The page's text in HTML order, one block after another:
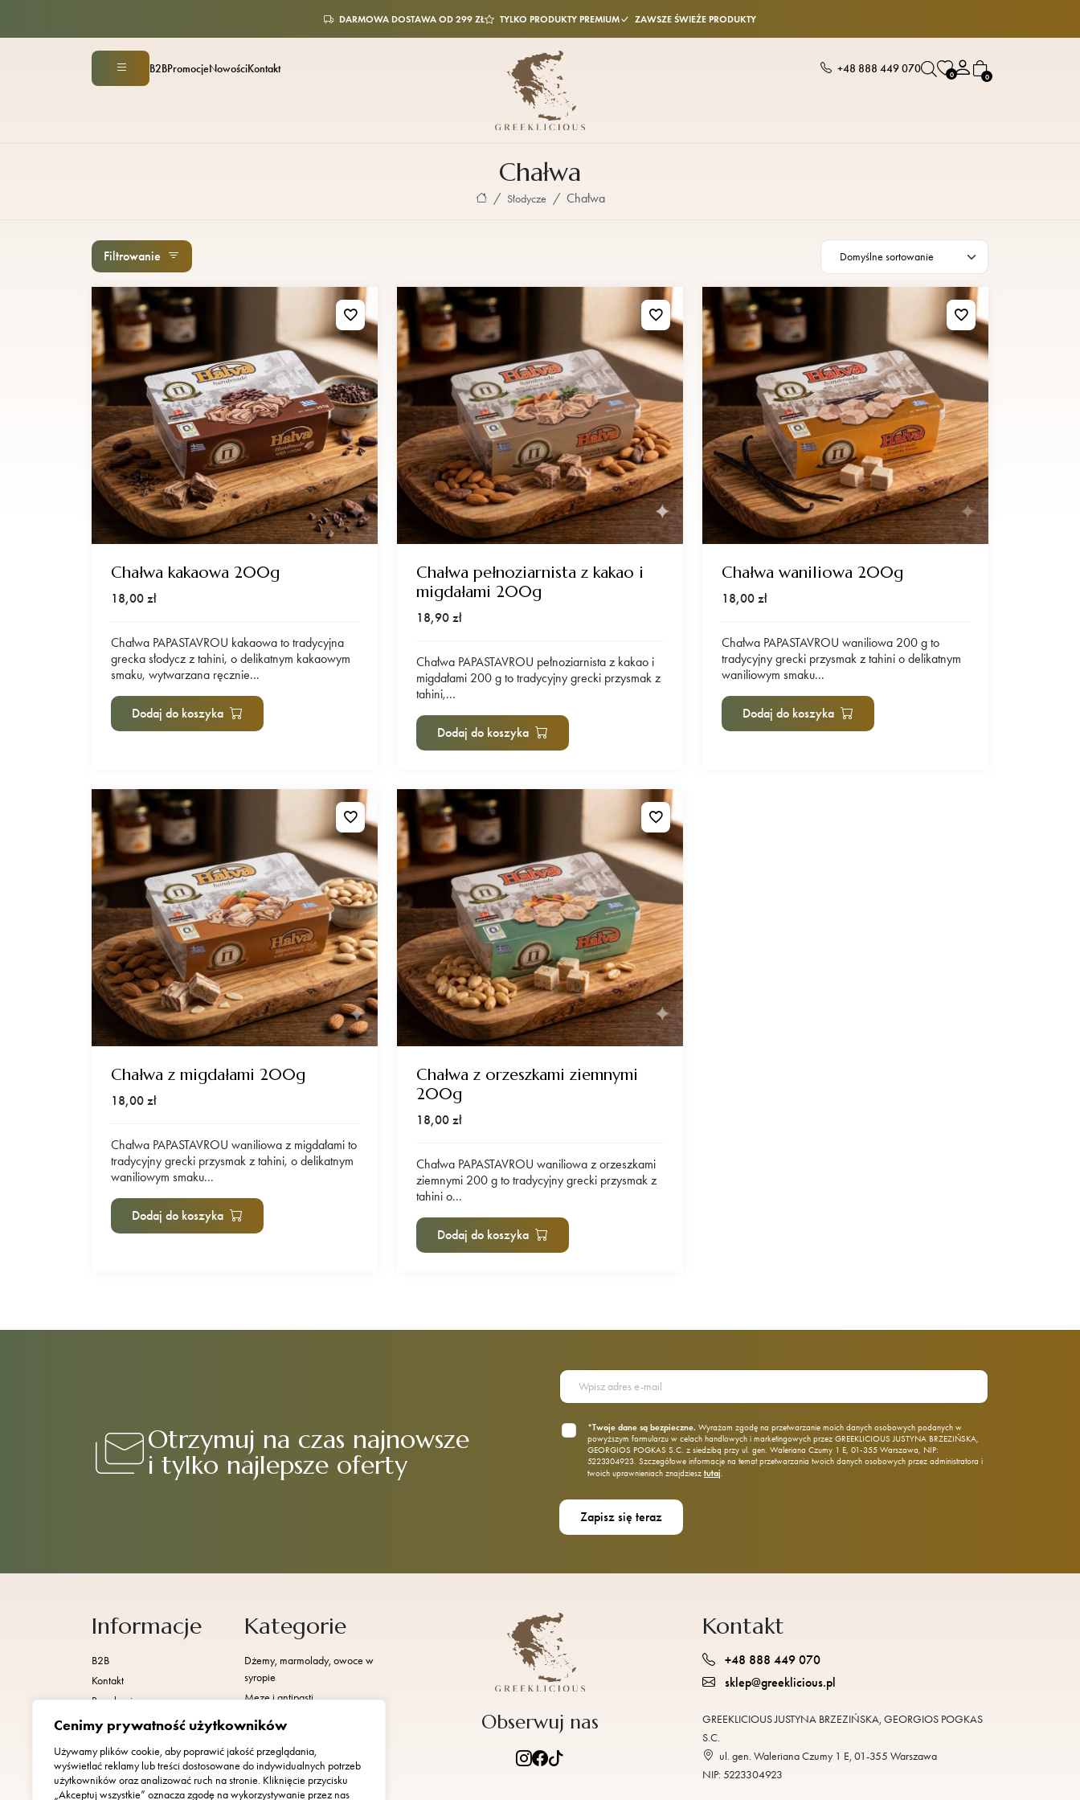
Cenimy prywatność użytkowników
Używamy plików cookie, aby poprawić jakość przeglądania,
wyświetlać reklamy lub treści dostosowane do indywidualnych potrzeb
użytkowników oraz analizować ruch na stronie. Kliknięcie przycisku
„Akceptuj wszystkie” oznacza zgodę na wykorzystywanie przez nas
DARMOWA DOSTAWA OD 299 ZŁ TYLKO PRODUKTY PREMIUM ZAWSZE ŚWIEŻE PRODUKTY
B2BPromocjeNowościKontakt +48 888 449 070 0 0
Chałwa
Słodycze Chałwa
Filtrowanie
Chałwa kakaowa 200g
18,00 zł
Chałwa PAPASTAVROU kakaowa to tradycyjna
grecka słodycz z tahini, o delikatnym kakaowym
smaku, wytwarzana ręcznie...
Dodaj do koszyka
Chałwa pełnoziarnista z kakao i
migdałami 200g
18,90 zł
Chałwa PAPASTAVROU pełnoziarnista z kakao i
migdałami 200 g to tradycyjny grecki przysmak z
tahini,...
Dodaj do koszyka
Chałwa waniliowa 200g
18,00 zł
Chałwa PAPASTAVROU waniliowa 200 g to
tradycyjny grecki przysmak z tahini o delikatnym
waniliowym smaku...
Dodaj do koszyka
Chałwa z migdałami 200g
18,00 zł
Chałwa PAPASTAVROU waniliowa z migdałami to
tradycyjny grecki przysmak z tahini, o delikatnym
waniliowym smaku...
Dodaj do koszyka
Chałwa z orzeszkami ziemnymi
200g
18,00 zł
Chałwa PAPASTAVROU waniliowa z orzeszkami
ziemnymi 200 g to tradycyjny grecki przysmak z
tahini o...
Dodaj do koszyka
Otrzymuj na czas najnowsze
i tylko najlepsze oferty
*Twoje dane są bezpieczne. Wyrażam zgodę na przetwarzanie moich danych osobowych podanych w
powyższym formularzu w celach handlowych i marketingowych przez GREEKLICIOUS JUSTYNA BRZEZIŃSKA,
GEORGIOS POGKAS S.C. z siedzibą przy ul. gen. Waleriana Czumy 1 E, 01‑355 Warszawa, NIP:
5223304923. Szczegółowe informacje na temat przetwarzania twoich danych osobowych przez administratora i
twoich uprawnieniach znajdziesz tutaj.
Informacje
B2B
Kontakt
Regulamin
Polityka prywatności
Kategorie
Dżemy, marmolady, owoce w
syropie
Meze i antipasti
Miody
Nowości
Oliwki i pasty oliwkowe
Obserwuj nas
Kontakt
+48 888 449 070
sklep@greeklicious.pl
GREEKLICIOUS JUSTYNA BRZEZIŃSKA, GEORGIOS POGKAS
S.C.
ul. gen. Waleriana Czumy 1 E, 01-355 Warszawa
NIP: 5223304923